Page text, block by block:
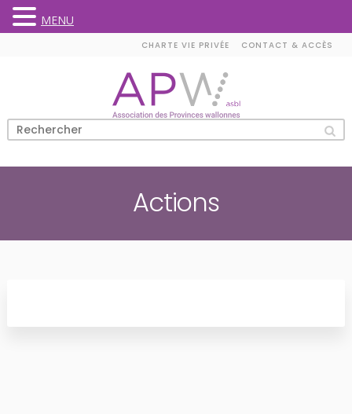
CHARTE VIE PRIVÉE CONTACT & ACCÈS
Actions
MENU